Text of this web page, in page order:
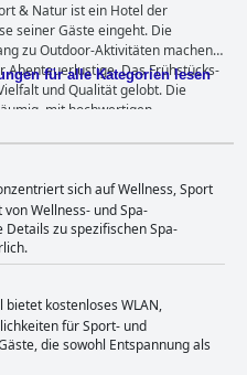
& Natur ist ein Hotel der
seiner Gäste eingeht. Die
zu Outdoor-Aktivitäten machen
Abenteuerlustige. Das Frühstücks-
und Qualität gelobt. Die
mit hochwertigen
Aussicht. Die Sauberkeit des
für ein komfortables und
und Spa-Bereich ist erstklassig
Entspannungsmöglichkeiten, auch
dass der Außenpoolbereich in
benötigt. Das Hotel ist
Mahlzeiten, eine große
Poolbereich für Kinder.
hart empfanden, ist das Hotel die
eine gute Wahl für einen
Ort.
für alle Kategorien lesen
sich auf Wellness, Sport
Wellness- und Spa-
zu spezifischen Spa-
bietet kostenloses WLAN,
für Sport- und
die sowohl Entspannung als